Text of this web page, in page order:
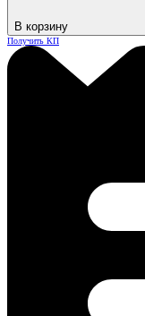
В корзину
Получить КП